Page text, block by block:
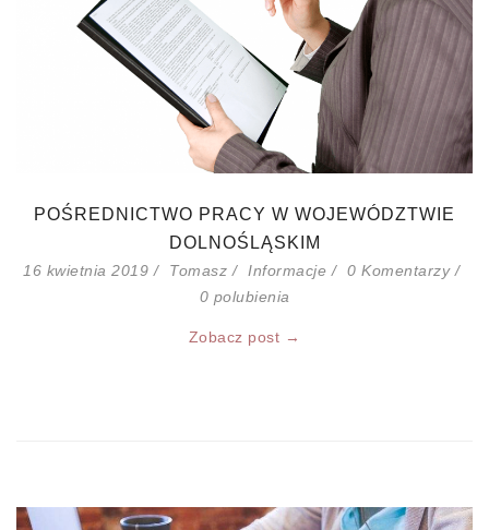
POŚREDNICTWO PRACY W WOJEWÓDZTWIE
DOLNOŚLĄSKIM
16 kwietnia 2019 Tomasz Informacje
0 Komentarzy
0 polubienia
Zobacz post →